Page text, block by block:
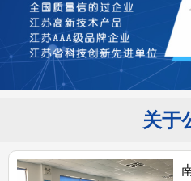
关于